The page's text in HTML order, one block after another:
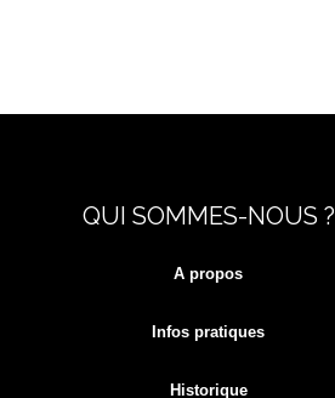
QUI SOMMES-NOUS ?
A propos
Infos pratiques
Historique